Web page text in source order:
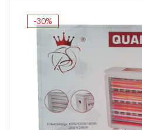
-30%